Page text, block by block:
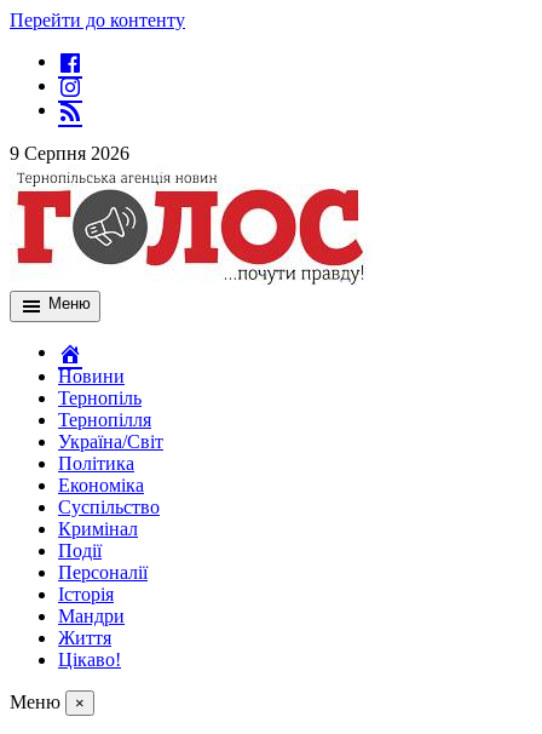
Перейти до контенту
9 Серпня 2026
Меню
Новини
Тернопіль
Тернопілля
Україна/Світ
Політика
Економіка
Суспільство
Кримінал
Події
Персоналії
Історія
Мандри
Життя
Цікаво!
Меню ×